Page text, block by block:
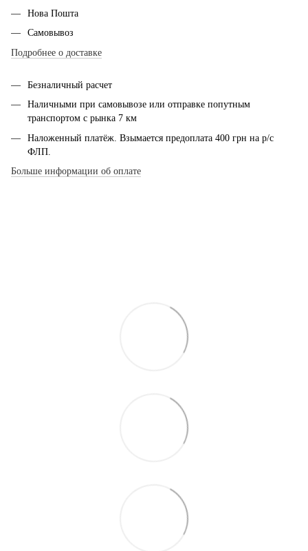
Нова Пошта
Самовывоз
Подробнее о доставке
Безналичный расчет
Наличными при самовывозе или отправке попутным
транспортом с рынка 7 км
Наложенный платёж. Взымается предоплата 400 грн на р/с
ФЛП.
Больше информации об оплате